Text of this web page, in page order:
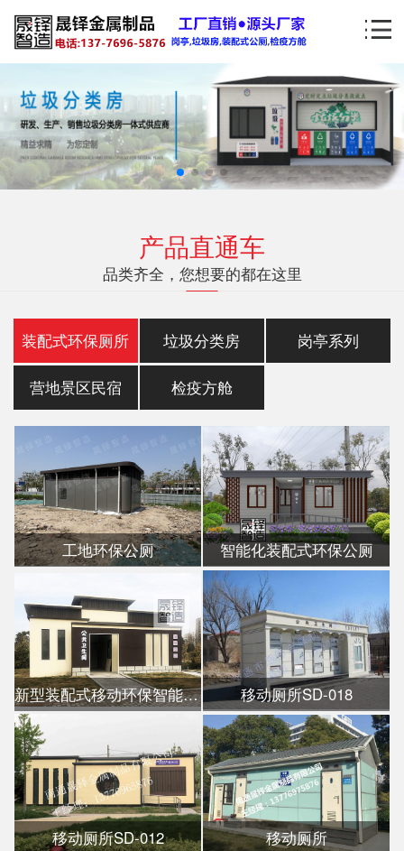
产品直通车
品类齐全，您想要的都在这里
装配式环保厕所 垃圾分类房 岗亭系列
营地景区民宿 检疫方舱
工地环保公厕 智能化装配式环保公厕
新型装配式移动环保智能公厕 移动厕所SD-018
移动厕所SD-012 移动厕所